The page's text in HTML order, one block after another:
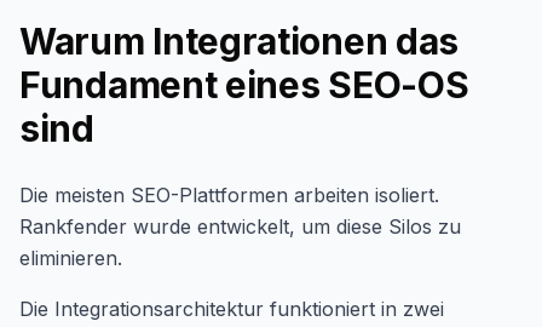
Warum Integrationen das
Fundament eines SEO-OS
sind
Die meisten SEO-Plattformen arbeiten isoliert.
Rankfender wurde entwickelt, um diese Silos zu
eliminieren.
Die Integrationsarchitektur funktioniert in zwei